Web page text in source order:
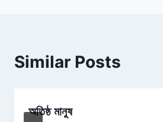
Similar Posts
অতিষ্ঠ মানুষ